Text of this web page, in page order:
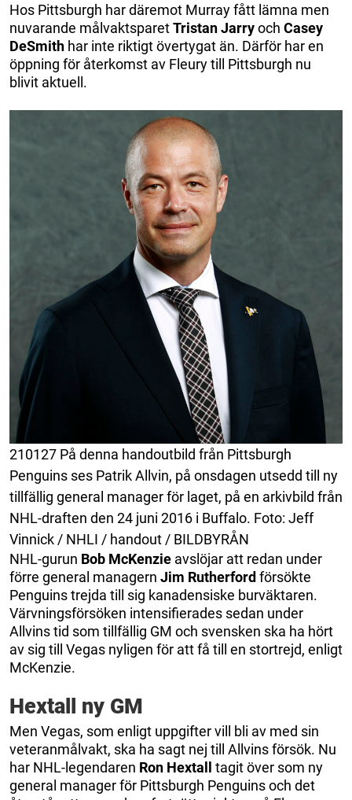
Hos Pittsburgh har däremot Murray fått lämna men
nuvarande målvaktsparetTristan Jarryoch Casey
DeSmith har inte riktigt övertygat än. Därför har en
öppning för återkomst av Fleury till Pittsburgh nu
blivit aktuell.
210127 På denna handoutbild från Pittsburgh
Penguins ses Patrik Allvin, på onsdagen utsedd till ny
tillfällig general manager för laget, på en arkivbild från
NHL-draften den 24 juni 2016 i Buffalo. Foto: Jeff
Vinnick / NHLI / handout / BILDBYRÅN
NHL-gurun Bob McKenzie avslöjar att redan under
förre general managern Jim Rutherford försökte
Penguins trejda till sig kanadensiske burväktaren.
Värvningsförsöken intensifierades sedan under
Allvins tid som tillfällig GM och svensken ska ha hört
av sig till Vegas nyligen för att få till en stortrejd, enligt
McKenzie.
Hextall ny GM
Men Vegas, som enligt uppgifter vill bli av med sin
veteranmålvakt, ska ha sagt nej till Allvins försök. Nu
har NHL-legendaren Ron Hextall tagit över som ny
general manager för Pittsburgh Penguins och det